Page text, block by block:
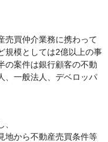
売買仲介業務に携わって
規模としては2億以上の事
の案件は銀行顧客の不動
、一般法人、デベロッパ
地から不動産売買条件等